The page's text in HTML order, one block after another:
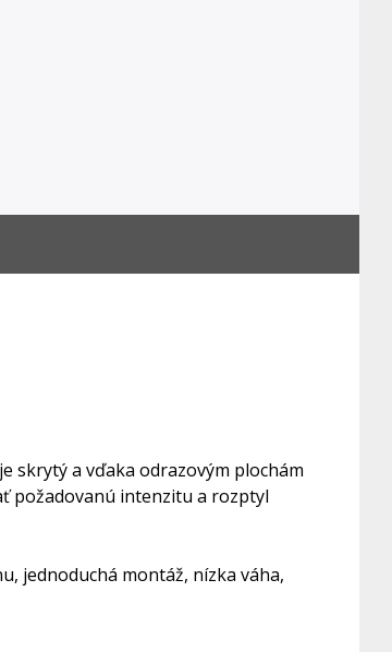
skrytý a vďaka odrazovým plochám
požadovanú intenzitu a rozptyl
jednoduchá montáž, nízka váha,